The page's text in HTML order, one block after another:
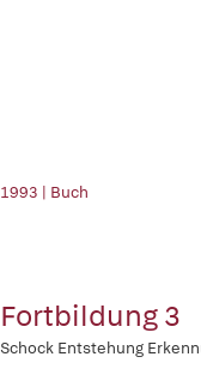
1993 | Buch
Fortbildung 3
Schock Entstehung